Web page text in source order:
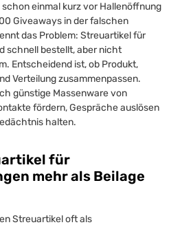
schon einmal kurz vor Hallenöffnung
Giveaways in der falschen
das Problem: Streuartikel für
schnell bestellt, aber nicht
Entscheidend ist, ob Produkt,
Verteilung zusammenpassen.
günstige Massenware von
fördern, Gespräche auslösen
halten.
für
mehr als Beilage
Streuartikel oft als